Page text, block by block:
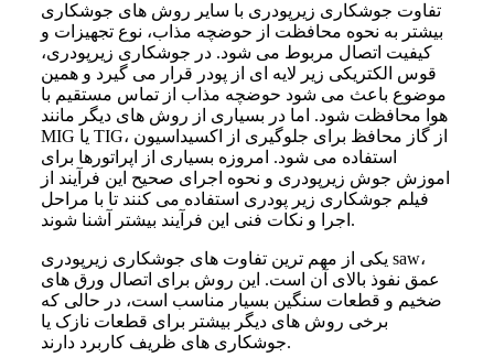
تفاوت جوشکاری زیرپودری با سایر روش های جوشکاری
بیشتر به نحوه محافظت از حوضچه مذاب، نوع تجهیزات و
کیفیت اتصال مربوط می شود. در جوشکاری زیرپودری،
قوس الکتریکی زیر لایه ای از پودر قرار می گیرد و همین
موضوع باعث می شود حوضچه مذاب از تماس مستقیم با
هوا محافظت شود. اما در بسیاری از روش های دیگر مانند
MIG یا TIG، از گاز محافظ برای جلوگیری از اکسیداسیون
استفاده می شود. امروزه بسیاری از اپراتورها برای
اموزش جوش زیرپودری و نحوه اجرای صحیح این فرآیند از
فیلم جوشکاری زیر پودری استفاده می کنند تا با مراحل
اجرا و نکات فنی این فرآیند بیشتر آشنا شوند.
یکی از مهم ترین تفاوت های جوشکاری زیرپودری saw،
عمق نفوذ بالای آن است. این روش برای اتصال ورق های
ضخیم و قطعات سنگین بسیار مناسب است، در حالی که
برخی روش های دیگر بیشتر برای قطعات نازک یا
جوشکاری های ظریف کاربرد دارند.